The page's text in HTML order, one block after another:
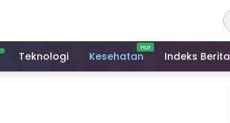
Teknologi Kesehatan Indeks Berita